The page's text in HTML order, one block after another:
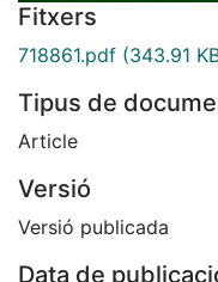
Fitxers
718861.pdf (343.91
Tipus de
Article
Versió
Versió publicada
Data de